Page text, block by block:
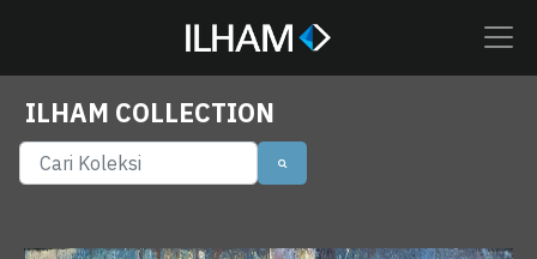
ILHAM COLLECTION